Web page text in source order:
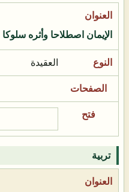
الإيمان اصطلاحا وأثره سلوكا
العقيدة
تربية